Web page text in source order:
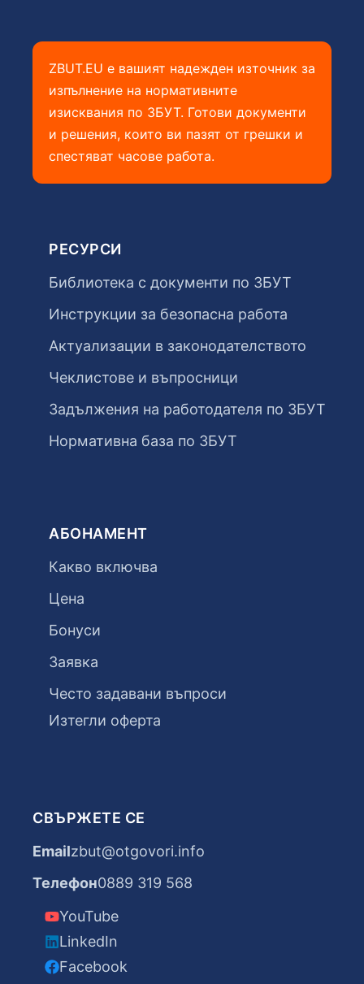
ZBUT.EU е вашият надежден източник за
изпълнение на нормативните
изисквания по ЗБУТ. Готови документи
и решения, които ви пазят от грешки и
спестяват часове работа.
РЕСУРСИ
Библиотека с документи по ЗБУТ
Инструкции за безопасна работа
Актуализации в законодателството
Чеклистове и въпросници
Задължения на работодателя по ЗБУТ
Нормативна база по ЗБУТ
АБОНАМЕНТ
Какво включва
Цена
Бонуси
Заявка
Често задавани въпроси
Изтегли оферта
СВЪРЖЕТЕ СЕ
Emailzbut@otgovori.info
Телефон0889 319 568
YouTube
LinkedIn
Facebook